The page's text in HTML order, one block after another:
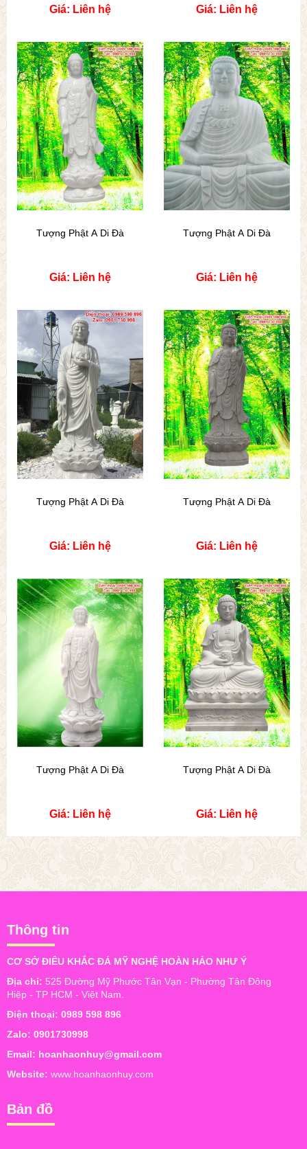
Giá: Liên hệ Giá: Liên hệ
Tượng Phật A Di Đà
Giá: Liên hệ
Tượng Phật A Di Đà
Giá: Liên hệ
Tượng Phật A Di Đà
Giá: Liên hệ
Tượng Phật A Di Đà
Giá: Liên hệ
Tượng Phật A Di Đà
Giá: Liên hệ
Tượng Phật A Di Đà
Giá: Liên hệ
Thông tin
CƠ SỞ ĐIÊU KHẮC ĐÁ MỸ NGHỆ HOÀN HẢO NHƯ Ý
Địa chỉ: 525 Đường Mỹ Phước Tân Vạn - Phường Tân Đông
Hiệp - TP HCM - Việt Nam.
Điện thoại: 0989 598 896
Zalo: 0901730998
Email: hoanhaonhuy@gmail.com
Website: www.hoanhaonhuy.com
Bản đồ